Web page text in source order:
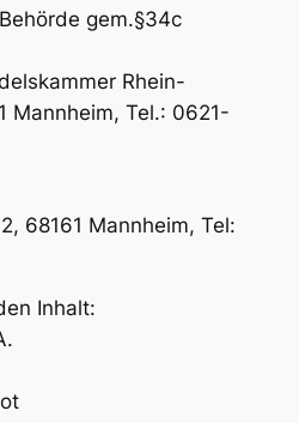
gem.§34c
Rhein-
Mannheim, Tel.: 0621-
68161 Mannheim, Tel:
Inhalt: